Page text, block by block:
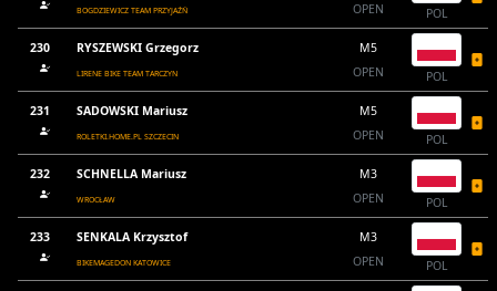
BOGDZIEWICZ TEAM PRZYJAŹŃ
OPEN
POL
230 RYSZEWSKI Grzegorz
LIRENE BIKE TEAM TARCZYN
M5
OPEN
POL
231 SADOWSKI Mariusz
ROLETKI.HOME.PL SZCZECIN
M5
OPEN
POL
232 SCHNELLA Mariusz
WROCŁAW
M3
OPEN
POL
233 SENKALA Krzysztof
BIKEMAGEDON KATOWICE
M3
OPEN
POL